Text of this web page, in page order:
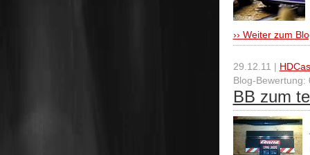
›› Weiter zum
29.12.11 |
Blog-Bewertung:
BB zum